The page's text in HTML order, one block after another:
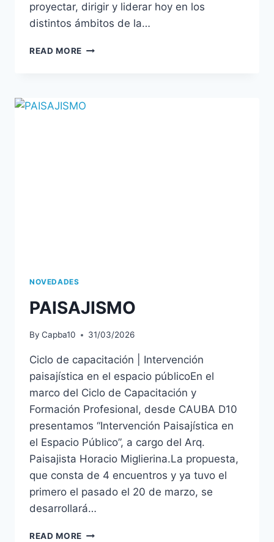
proyectar, dirigir y liderar hoy en los
distintos ámbitos de la…
READ MORE
NOVEDADES
PAISAJISMO
By Capba10 31/03/2026
Ciclo de capacitación | Intervención
paisajística en el espacio públicoEn el
marco del Ciclo de Capacitación y
Formación Profesional, desde CAUBA D10
presentamos “Intervención Paisajística en
el Espacio Público”, a cargo del Arq.
Paisajista Horacio Miglierina.La propuesta,
que consta de 4 encuentros y ya tuvo el
primero el pasado el 20 de marzo, se
desarrollará…
READ MORE